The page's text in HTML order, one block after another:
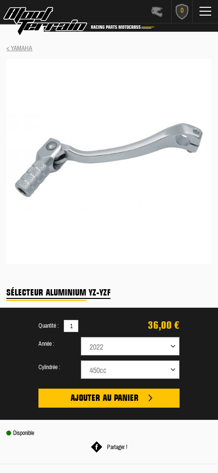
0
< YAMAHA
SÉLECTEUR ALUMINIUM YZ-YZF
36,00 €
Quantité :
Année : 2022
Cylindrée : 450cc
AJOUTER AU PANIER
Disponible
Partager !